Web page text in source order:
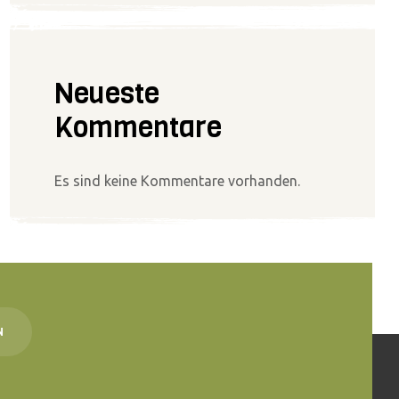
Neueste
Kommentare
Es sind keine Kommentare vorhanden.